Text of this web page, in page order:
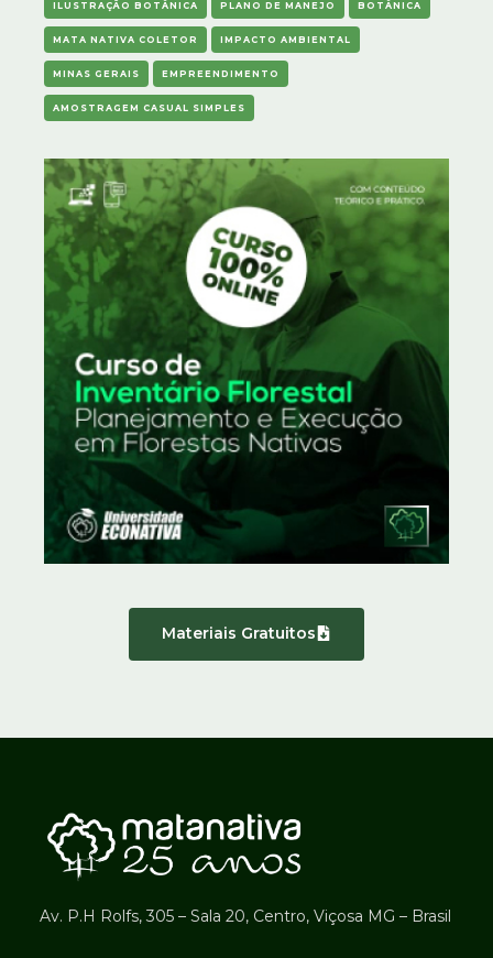
ILUSTRAÇÃO BOTÂNICA PLANO DE MANEJO BOTÂNICA
MATA NATIVA COLETOR IMPACTO AMBIENTAL
MINAS GERAIS EMPREENDIMENTO
AMOSTRAGEM CASUAL SIMPLES
Materiais Gratuitos
Av. P.H Rolfs, 305 – Sala 20, Centro, Viçosa MG – Brasil